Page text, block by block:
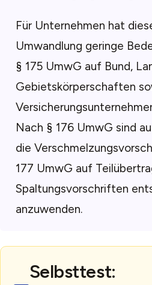
Für Unternehmen hat
Umwandlung geringe
§ 175 UmwG auf Bund,
Gebietskörperschaften
Nach § 176 UmwG sind
die
177 UmwG auf
Spaltungsvorschriften
anzuwenden.
Selbsttest: